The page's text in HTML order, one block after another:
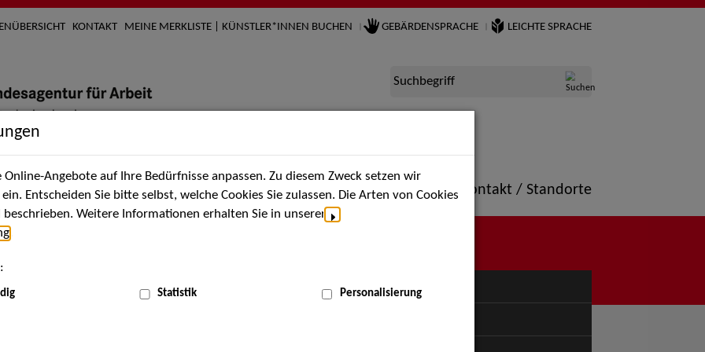
KONTAKT MEINE MERKLISTE | KÜNSTLER*INNEN BUCHEN GEBÄRDENSPRACHE LEICHTE SPRACHE
Suchbegriff
Künstler*innen Über uns Aktuelles Termine Portfolio Kontakt / Standorte
MENÜ
Angebote auf Ihre Bedürfnisse anpassen. Zu diesem Zweck setzen wir
Entscheiden Sie bitte selbst, welche Cookies Sie zulassen. Die Arten von Cookies
Weitere Informationen erhalten Sie in unserer
Statistik Personalisierung